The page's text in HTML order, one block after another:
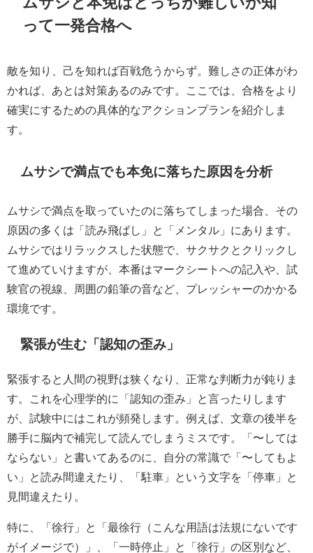
って一発合格へ
敵を知り、己を知れば百戦危うからず。難しさの正体がわ
かれば、あとは対策あるのみです。ここでは、合格をより
確実にするための具体的なアクションプランを紹介しま
す。
ムサシで満点でも本免に落ちた原因を分析
ムサシで満点を取っていたのに落ちてしまった場合、その
原因の多くは「読み飛ばし」と「メンタル」にあります。
ムサシではリラックスした状態で、サクサクとクリックし
て進めていけますが、本番はマークシートへの記入や、試
験官の視線、周囲の鉛筆の音など、プレッシャーのかかる
環境です。
緊張が生む「認知の歪み」
緊張すると人間の視野は狭くなり、正常な判断力が鈍りま
す。これを心理学的に「認知の歪み」と言ったりします
が、試験中にはこれが頻発します。例えば、文章の後半を
勝手に脳内で補完して読んでしまうミスです。「〜しては
ならない」と書いてあるのに、自分の常識で「〜してもよ
い」と読み間違えたり、「駐車」という文字を「停車」と
見間違えたり。
特に、「徐行」と「最徐行（こんな用語は法規にないです
がイメージで）」、「一時停止」と「徐行」の区別など、